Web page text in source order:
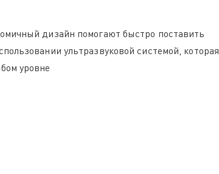
дизайн помогают быстро поставить
ультразвуковой системой, которая
уровне